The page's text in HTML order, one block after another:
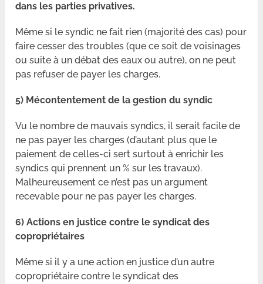
dans les parties privatives.
Même si le syndic ne fait rien (majorité des cas) pour
faire cesser des troubles (que ce soit de voisinages
ou suite à un débat des eaux ou autre), on ne peut
pas refuser de payer les charges.
5) Mécontentement de la gestion du syndic
Vu le nombre de mauvais syndics, il serait facile de
ne pas payer les charges (d’autant plus que le
paiement de celles-ci sert surtout à enrichir les
syndics qui prennent un % sur les travaux).
Malheureusement ce n’est pas un argument
recevable pour ne pas payer les charges.
6) Actions en justice contre le syndicat des
copropriétaires
Même si il y a une action en justice d’un autre
copropriétaire contre le syndicat des